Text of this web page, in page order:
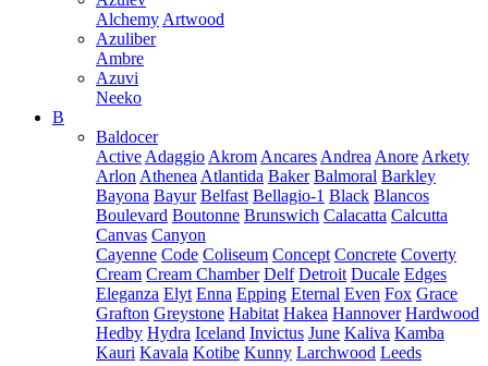
Alchemy Artwood
Azuliber
Ambre
Azuvi
Neeko
B
Baldocer
Active Adaggio Akrom Ancares Andrea Anore Arkety
Arlon Athenea Atlantida Baker Balmoral Barkley
Bayona Bayur Belfast Bellagio-1 Black Blancos
Boulevard Boutonne Brunswich Calacatta Calcutta
Canvas Canyon
Cayenne Code Coliseum Concept Concrete Coverty
Cream Cream Chamber Delf Detroit Ducale Edges
Eleganza Elyt Enna Epping Eternal Even Fox Grace
Grafton Greystone Habitat Hakea Hannover Hardwood
Hedby Hydra Iceland Invictus June Kaliva Kamba
Kauri Kavala Kotibe Kunny Larchwood Leeds